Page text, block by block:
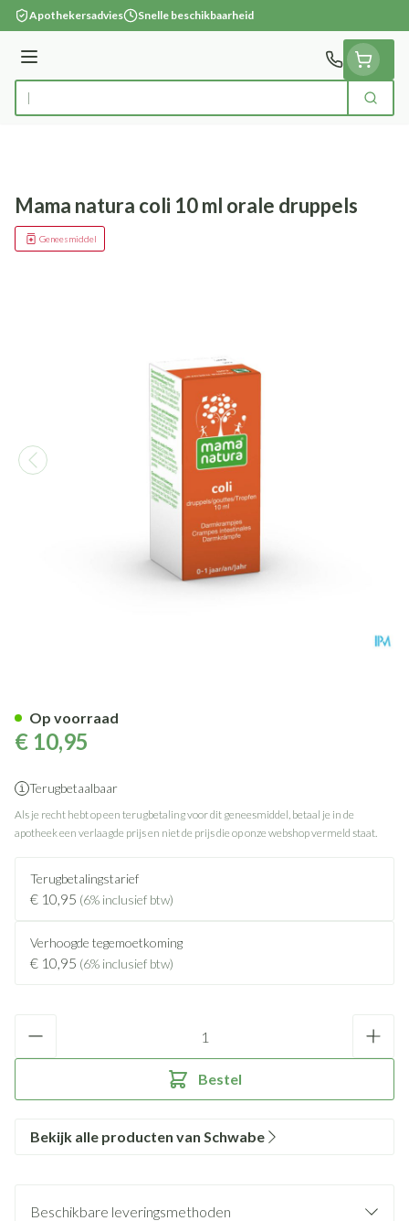
Ga naar de inhoud
Apothekersadvies Snelle beschikbaarheid
Menu
Product, merk, categorie... Zoek
Mama natura coli 10 ml orale druppels
Geneesmiddel
€ 10,95
Terugbetaalbaar
Als je recht hebt op een terugbetaling voor dit geneesmiddel, betaal je in de
apotheek een verlaagde prijs en niet de prijs die op onze webshop vermeld staat.
Terugbetalingstarief
€ 10,95 (6% inclusief btw)
Verhoogde tegemoetkoming
€ 10,95 (6% inclusief btw)
Bestel
Op voorraad
Bekijk alle producten van Schwabe
Beschikbare leveringsmethoden